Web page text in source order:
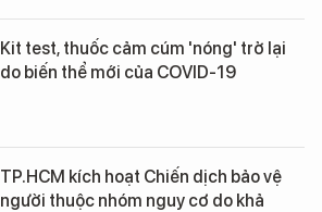
Kit test, thuốc cảm cúm 'nóng' trở lại
do biến thể mới của COVID-19
TP.HCM kích hoạt Chiến dịch bảo vệ
người thuộc nhóm nguy cơ do khả